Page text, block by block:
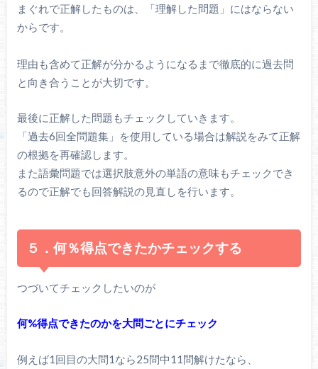
まぐれで正解したものは、「理解した問題」にはならない
からです。
理由も含めて正解が分かるようになるまで徹底的に過去問
と向き合うことが大切です。
最後に正解した問題もチェックしていきます。
「過去6回全問題集」を使用している場合は解説をみて正解
の根拠を再確認します。
また語彙問題では選択肢意外の単語の意味もチェックでき
るので正解でも回答解説の見直しを行います。
５．何％得点できたかチェックする
つづいてチェックしたいのが
何%得点できたのかを大問ごとにチェック
例えば1回目の大問1なら25問中11問解けたなら、